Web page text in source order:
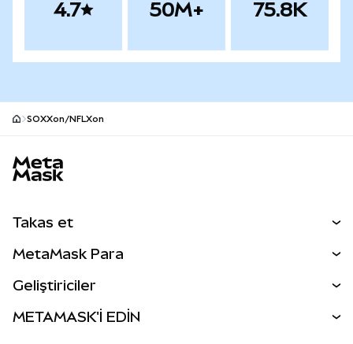
4.7 50M+ 75.8K
SOXXon/NFLXon
Takas et
Perps
RWA'lar
MetaMask Para
Geliştiriciler
METAMASK'İ EDİN